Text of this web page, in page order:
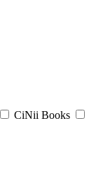
CiNii Books